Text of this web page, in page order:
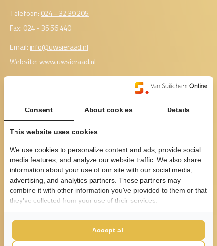
Telefoon: 024 - 32 39 205
Fax: 024 - 36 56 440
Email: info@uwsieraad.nl
Website:www.uwsieraad.nl
Openingstijden
Maandag
Gesloten
Woensdag
00:00 - 00:00
Donderdag
00:00 - 00:00
Vrijdag
00:00 - 00:00
Zaterdag
00:00 - 00:00
Wij werken op afspraak. U kunt een e-mail sturen voor het
Consent About cookies Details
This website uses cookies
We use cookies to personalize content and ads, provide social
media features, and analyze our website traffic. We also share
information about your use of our site with our social media,
advertising, and analytics partners. These partners may
combine it with other information you've provided to them or that
they've collected from your use of their services.
Accept all